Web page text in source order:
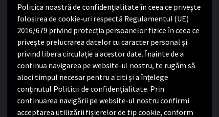
Politica noastră de confidențialitate în ceea ce privește
folosirea de cookie-uri respectă Regulamentul (UE)
2016/679 privind protecția persoanelor fizice în ceea ce
privește prelucrarea datelor cu caracter personal și
privind libera circulație a acestor date. Înainte de a
continua navigarea pe website-ul nostru, te rugăm să
aloci timpul necesar pentru a citi și a înțelege
conținutul Politicii de confidențialitate. Prin
continuarea navigării pe website-ul nostru confirmi
acceptarea utilizării fişierelor de tip cookie, conform
Program cu publicul:
Luni – Joi:8:00-16:30
Vineri:8:00 – 14:00
Politica de confidențialitate
Politica de confidențialitate
Nota de informare privind implementarea Regulamentului